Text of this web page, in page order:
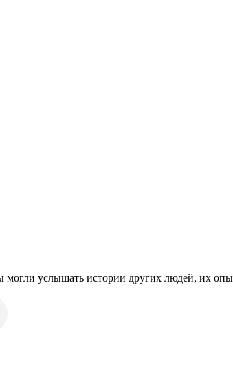
услышать истории других людей, их